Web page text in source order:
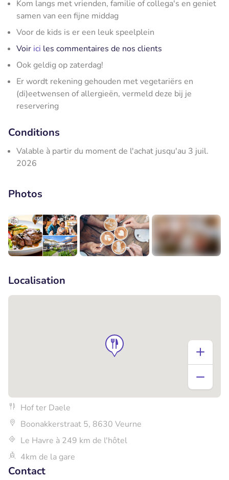
Kom langs met vrienden, familie of collega's en geniet
samen van een fijne middag
Voor de kids is er een leuk speelplein
Voir ici les commentaires de nos clients
Ook geldig op zaterdag!
Er wordt rekening gehouden met vegetariërs en
(di)eetwensen of allergieën, vermeld deze bij je
reservering
Conditions
Valable à partir du moment de l'achat jusqu'au 3 juil.
2026
Photos
Localisation
Hof ter Daele
Boonakkerstraat 5, 8630 Veurne
Le Havre à 249 km de l'hôtel
4km de la gare
Contact